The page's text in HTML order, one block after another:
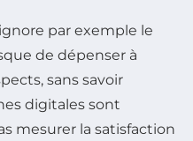
par exemple le
de dépenser à
sans savoir
digitales sont
mesurer la satisfaction